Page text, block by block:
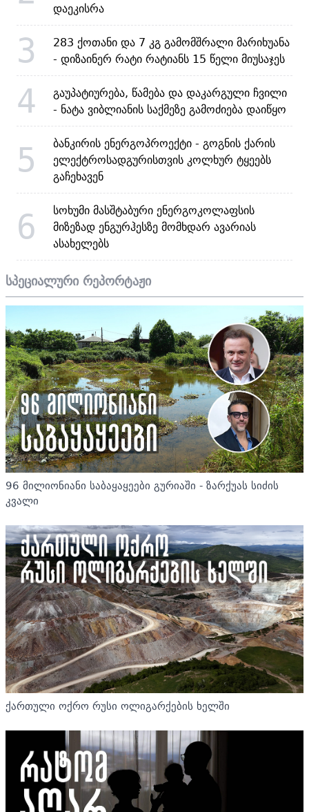
დაეკისრა
3
283 ქოთანი და 7 კგ გამომშრალი მარიხუანა
- დიზაინერ რატი რატიანს 15 წელი მიუსაჯეს
4
გაუპატიურება, წამება და დაკარგული ჩვილი
- ნატა ვიბლიანის საქმეზე გამოძიება დაიწყო
5
ბანკირის ენერგოპროექტი - გოგნის ქარის
ელექტროსადგურისთვის კოლხურ ტყეებს
გაჩეხავენ
6
სოხუმი მასშტაბური ენერგოკოლაფსის
მიზეზად ენგურჰესზე მომხდარ ავარიას
ასახელებს
სპეციალური რეპორტაჟი
96 მილიონიანი საბაყაყეები გურიაში - ზარქუას სიძის
კვალი
ქართული ოქრო რუსი ოლიგარქების ხელში